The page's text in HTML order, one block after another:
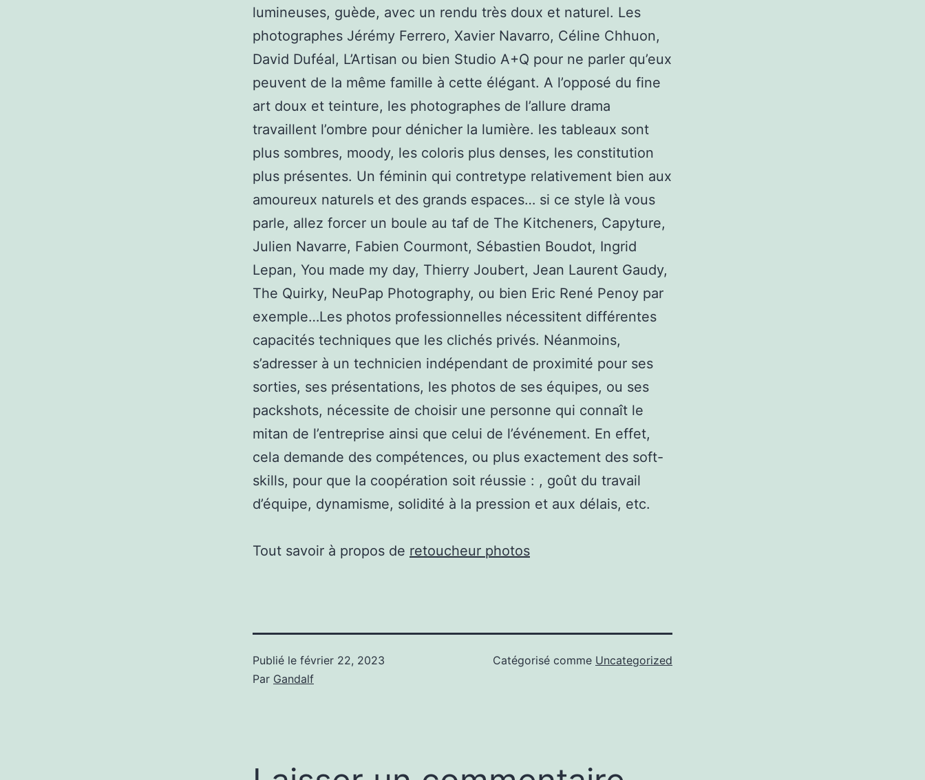
lumineuses, guède, avec un rendu très doux et naturel. Les
photographes Jérémy Ferrero, Xavier Navarro, Céline Chhuon,
David Duféal, L’Artisan ou bien Studio A+Q pour ne parler qu’eux
peuvent de la même famille à cette élégant. A l’opposé du fine
art doux et teinture, les photographes de l’allure drama
travaillent l’ombre pour dénicher la lumière. les tableaux sont
plus sombres, moody, les coloris plus denses, les constitution
plus présentes. Un féminin qui contretype relativement bien aux
amoureux naturels et des grands espaces… si ce style là vous
parle, allez forcer un boule au taf de The Kitcheners, Capyture,
Julien Navarre, Fabien Courmont, Sébastien Boudot, Ingrid
Lepan, You made my day, Thierry Joubert, Jean Laurent Gaudy,
The Quirky, NeuPap Photography, ou bien Eric René Penoy par
exemple…Les photos professionnelles nécessitent différentes
capacités techniques que les clichés privés. Néanmoins,
s’adresser à un technicien indépendant de proximité pour ses
sorties, ses présentations, les photos de ses équipes, ou ses
packshots, nécessite de choisir une personne qui connaît le
mitan de l’entreprise ainsi que celui de l’événement. En effet,
cela demande des compétences, ou plus exactement des soft-
skills, pour que la coopération soit réussie : , goût du travail
d’équipe, dynamisme, solidité à la pression et aux délais, etc.
Tout savoir à propos de retoucheur photos
Publié le février 22, 2023
Par Gandalf
Catégorisé comme Uncategorized